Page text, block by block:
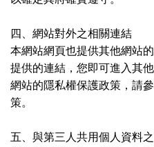
四、網站對外之相關連結
本網站網頁也提供其他網站
提供的連結，您即可進入其
網站的隱私權保護政策，請
策。
五、與第三人共用個人資料